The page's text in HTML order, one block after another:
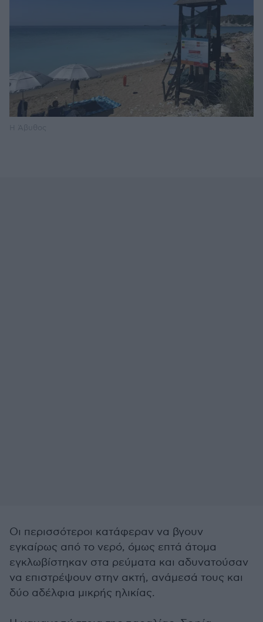
Οι περισσότεροι κατάφεραν να βγουν
εγκαίρως από το νερό, όμως επτά άτομα
εγκλωβίστηκαν στα ρεύματα και αδυνατούσαν
να επιστρέψουν στην ακτή, ανάμεσά τους και
δύο αδέλφια μικρής ηλικίας.